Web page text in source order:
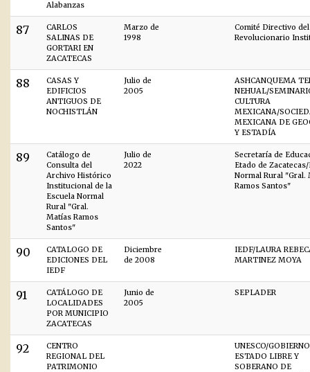
Alabanzas
87
CARLOS
SALINAS DE
GORTARI EN
ZACATECAS
Marzo de
1998
Comité Directivo
Revolucionario
88
CASAS Y
EDIFICIOS
ANTIGUOS DE
NOCHISTLÁN
Julio de
2005
ASHCANQUEMA
NEHUAL/
CULTURA
MEXICANA/
MEXICANA DE
Y ESTADÍA
89
Catálogo de
Consulta del
Archivo Histórico
Institucional de la
Escuela Normal
Rural "Gral.
Matías Ramos
Santos"
Julio de
2022
Secretaría de
Etado de
Normal Rural "Gral.
Ramos Santos"
90
CATALOGO DE
EDICIONES DEL
IEDF
Diciembre
de 2008
IEDF/LAURA
MARTINEZ MOYA
91
CATÁLOGO DE
LOCALIDADES
POR MUNICIPIO
ZACATECAS
Junio de
2005
SEPLADER
92
CENTRO
REGIONAL DEL
PATRIMONIO
UNESCO/
ESTADO LIBRE Y
SOBERANO DE